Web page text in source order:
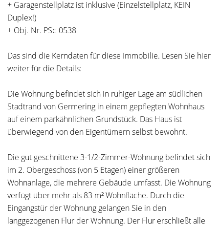
+ Garagenstellplatz ist inklusive (Einzelstellplatz, KEIN
Duplex!)
+ Obj.-Nr. PSc-0538
Das sind die Kerndaten für diese Immobilie. Lesen Sie hier
weiter für die Details:
Die Wohnung befindet sich in ruhiger Lage am südlichen
Stadtrand von Germering in einem gepflegten Wohnhaus
auf einem parkähnlichen Grundstück. Das Haus ist
überwiegend von den Eigentümern selbst bewohnt.
Die gut geschnittene 3-1/2-Zimmer-Wohnung befindet sich
im 2. Obergeschoss (von 5 Etagen) einer größeren
Wohnanlage, die mehrere Gebäude umfasst. Die Wohnung
verfügt über mehr als 83 m² Wohnfläche. Durch die
Eingangstür der Wohnung gelangen Sie in den
langgezogenen Flur der Wohnung. Der Flur erschließt alle